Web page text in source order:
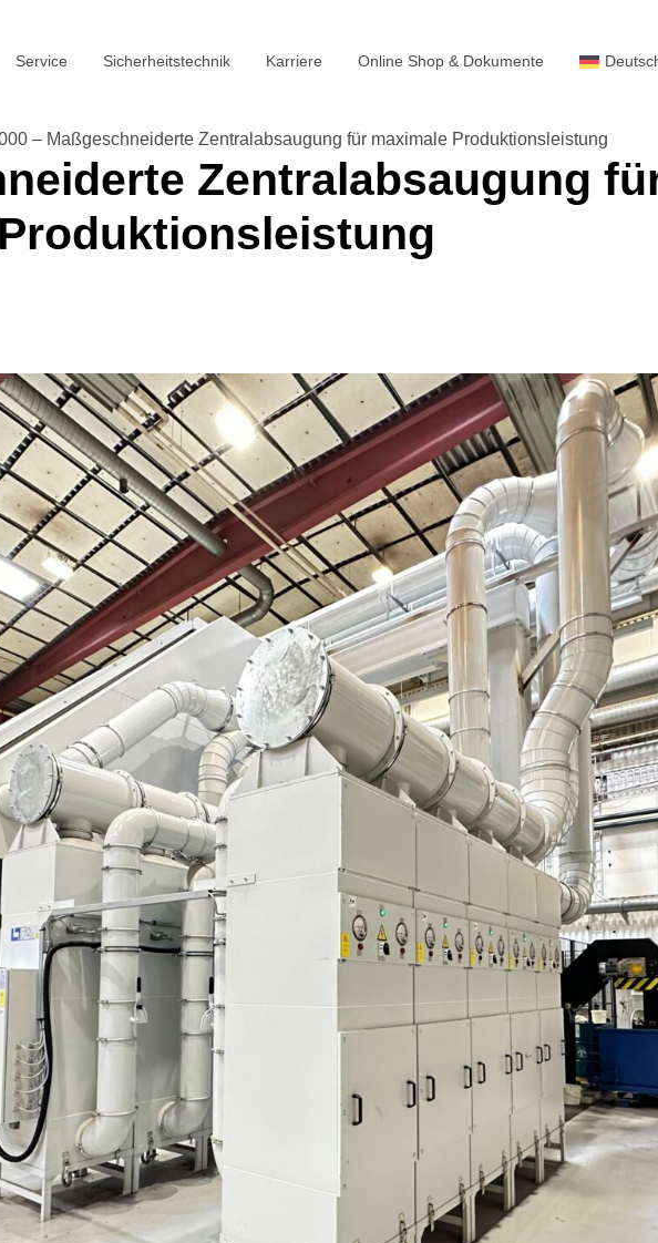
Service Sicherheitstechnik Karriere Online Shop & Dokumente
– Maßgeschneiderte Zentralabsaugung für maximale Produktionsleistung
Zentralabsaugung
Produktionsleistung